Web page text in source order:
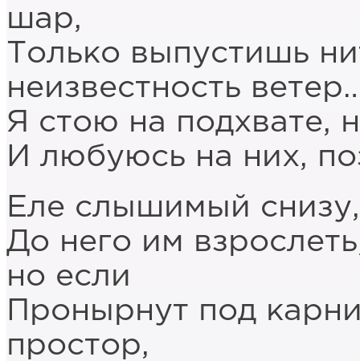
шар,
Только выпустишь
неизвестность
Я стою на подхвате,
И любуюсь на них,
Еле слышимый
До него им
но если
Пронырнут под
простор,